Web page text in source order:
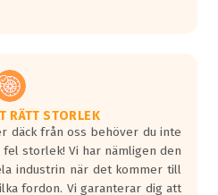
det finnas
Hög
RÄTT STORLEK
däck från oss behöver du inte
storlek! Vi har nämligen den
industrin när det kommer till
fordon. Vi garanterar dig att